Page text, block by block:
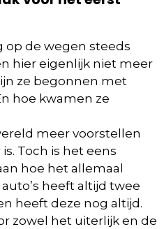
op de wegen steeds
hier eigenlijk niet meer
ze begonnen met
hoe kwamen ze
meer voorstellen
Toch is het eens
hoe het allemaal
heeft altijd twee
heeft deze nog altijd.
zowel het uiterlijk en de